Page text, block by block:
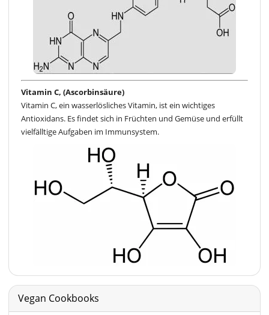
Vitamin C, (Ascorbinsäure)
Vitamin C, ein wasserlösliches Vitamin, ist ein wichtiges
Antioxidans. Es findet sich in Früchten und Gemüse und erfüllt
vielfälltige Aufgaben im Immunsystem.
Vegan Cookbooks